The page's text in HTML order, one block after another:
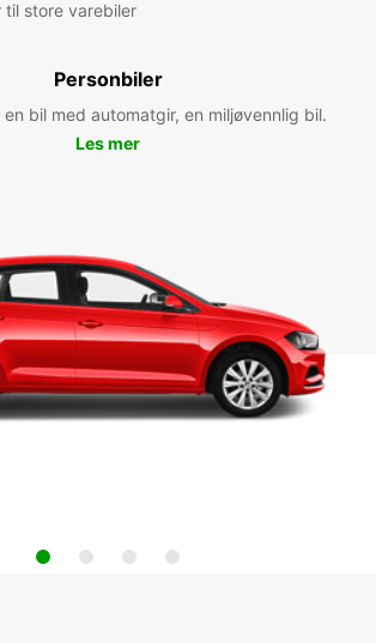
til store varebiler
Personbiler
en bil med automatgir, en miljøvennlig bil.
Les mer